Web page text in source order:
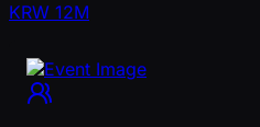
KRW 12M